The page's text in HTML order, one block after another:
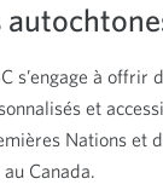
s’engage à offrir
et
Nations et
Canada.